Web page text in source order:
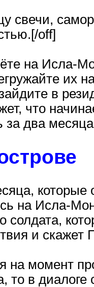
свечи,
off]
на Исла-
их
в
что
за два
на Исла-
солдата,
и скажет
на момент
то в